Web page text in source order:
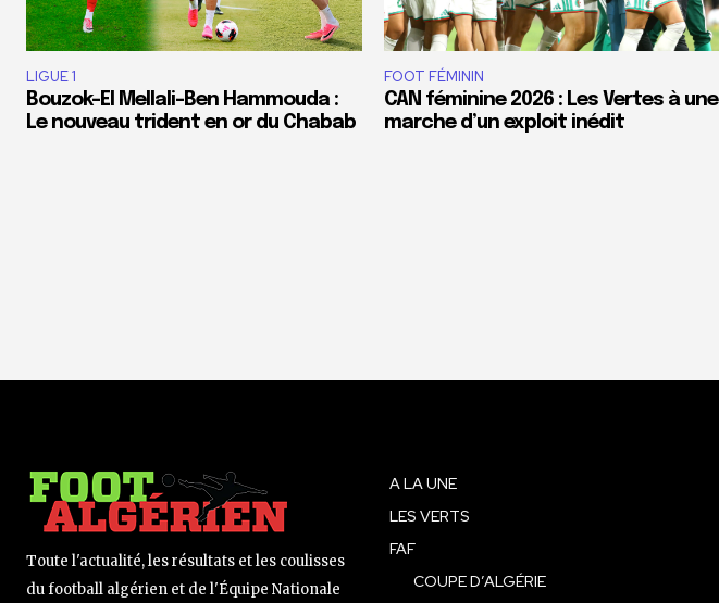
LIGUE 1
Bouzok-El Mellali-Ben Hammouda :
Le nouveau trident en or du Chabab
FOOT FÉMININ
CAN féminine 2026 : Les Vertes à une
marche d’un exploit inédit
Toute l'actualité, les résultats et les coulisses
du football algérien et de l'Équipe Nationale
A LA UNE
LES VERTS
FAF
COUPE D’ALGÉRIE